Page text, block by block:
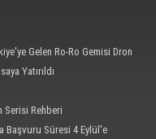
Gelen Ro-Ro Gemisi Dron
Yatırıldı
Serisi Rehberi
Başvuru Süresi 4 Eylül'e